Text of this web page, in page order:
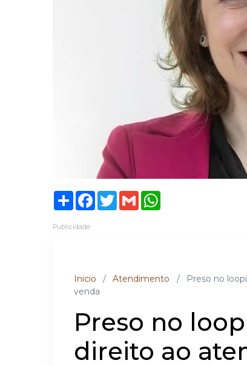
ShareFacebook
TwitterGmail
Publicidade
Inicio / Atendimento /
Preso no
venda
Preso no
direito ao